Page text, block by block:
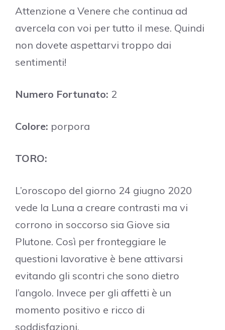
Attenzione a Venere che continua ad
avercela con voi per tutto il mese. Quindi
non dovete aspettarvi troppo dai
sentimenti!
Numero Fortunato: 2
Colore: porpora
TORO:
L’oroscopo del giorno 24 giugno 2020
vede la Luna a creare contrasti ma vi
corrono in soccorso sia Giove sia
Plutone. Così per fronteggiare le
questioni lavorative è bene attivarsi
evitando gli scontri che sono dietro
l’angolo. Invece per gli affetti è un
momento positivo e ricco di
soddisfazioni.